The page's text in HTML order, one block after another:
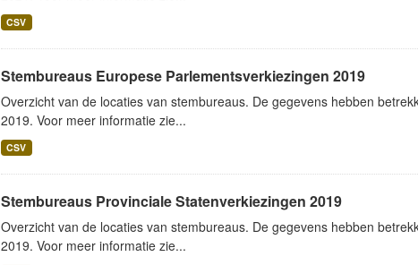
CSV
Stembureaus Europese Parlementsverkiezingen 2019
Overzicht van de locaties van stembureaus. De gegevens hebben
2019. Voor meer informatie zie...
CSV
Stembureaus Provinciale Statenverkiezingen 2019
Overzicht van de locaties van stembureaus. De gegevens hebben
2019. Voor meer informatie zie...